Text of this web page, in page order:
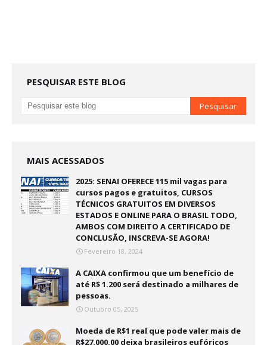
PESQUISAR ESTE BLOG
MAIS ACESSADOS
2025: SENAI OFERECE 115 mil vagas para
cursos pagos e gratuitos, CURSOS
TÉCNICOS GRATUITOS EM DIVERSOS
ESTADOS E ONLINE PARA O BRASIL TODO,
AMBOS COM DIREITO A CERTIFICADO DE
CONCLUSÃO, INSCREVA-SE AGORA!
Fevereiro 18, 2024
A CAIXA confirmou que um benefício de
até R$ 1.200 será destinado a milhares de
pessoas.
Outubro 05, 2025
Moeda de R$1 real que pode valer mais de
R$27.000,00 deixa brasileiros eufóricos